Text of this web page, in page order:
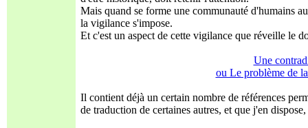
Mais quand se forme une communauté d'humains
la vigilance s'impose.
Et c'est un aspect de cette vigilance que réveille le
Une
ou Le problème de
Il contient déjà un certain nombre de références
de traduction de certaines autres, et que j'en